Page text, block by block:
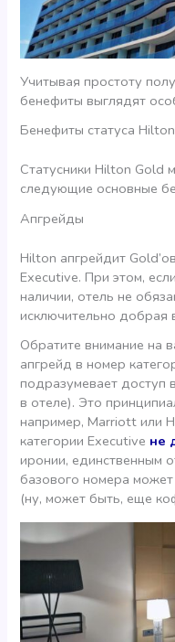
Учитывая простоту
бенефиты выглядят
Бенефиты статуса
Статусники Hilton Gold
следующие основные
Апгрейды
Hilton апгрейдит
Executive. При этом,
наличии, отель не
исключительно добрая
Обратите внимание на
апгрейд в номер
подразумевает доступ
в отеле). Это
например, Marriott или
категории Executive не
иронии, единственным
базового номера
(ну, может быть, еще